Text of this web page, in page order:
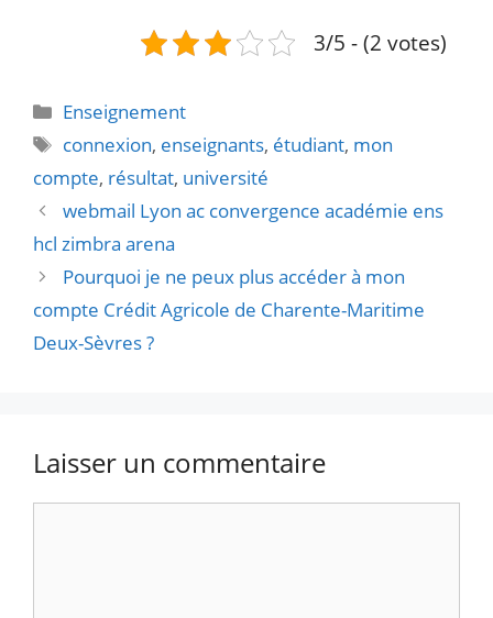
3/5 - (2 votes)
Catégories
Enseignement
Étiquettes
connexion, enseignants, étudiant, mon
compte, résultat, université
webmail Lyon ac convergence académie ens
hcl zimbra arena
Pourquoi je ne peux plus accéder à mon
compte Crédit Agricole de Charente-Maritime
Deux-Sèvres ?
Laisser un commentaire